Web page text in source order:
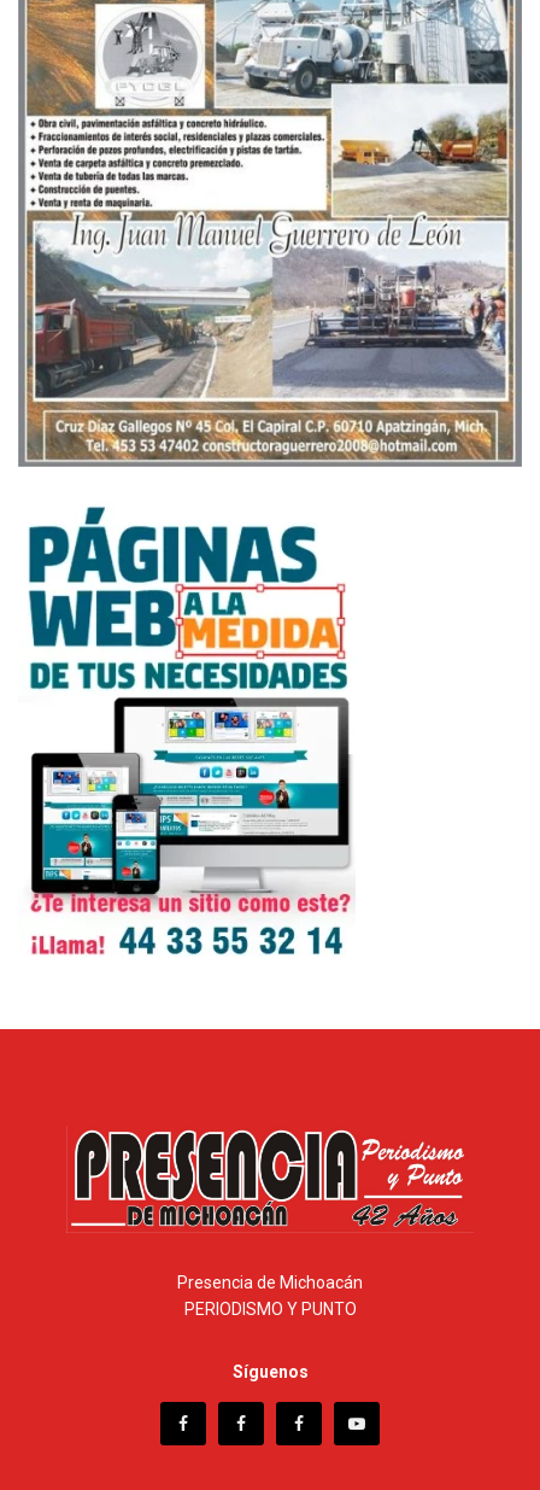
Presencia de Michoacán
PERIODISMO Y PUNTO
Síguenos